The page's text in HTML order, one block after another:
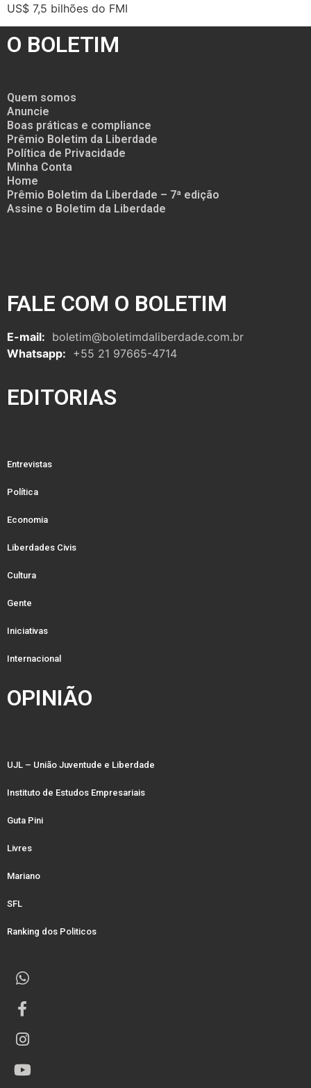
US$ 7,5 bilhões do FMI
O BOLETIM
Quem somos
Anuncie
Boas práticas e compliance
Prêmio Boletim da Liberdade
Política de Privacidade
Minha Conta
Home
Prêmio Boletim da Liberdade – 7ª edição
Assine o Boletim da Liberdade
FALE COM O BOLETIM
E-mail: boletim@boletimdaliberdade.com.br
Whatsapp: +55 21 97665-4714
EDITORIAS
Entrevistas
Política
Economia
Liberdades Civis
Cultura
Gente
Iniciativas
Internacional
OPINIÃO
UJL – União Juventude e Liberdade
Instituto de Estudos Empresariais
Guta Pini
Livres
Mariano
SFL
Ranking dos Politicos